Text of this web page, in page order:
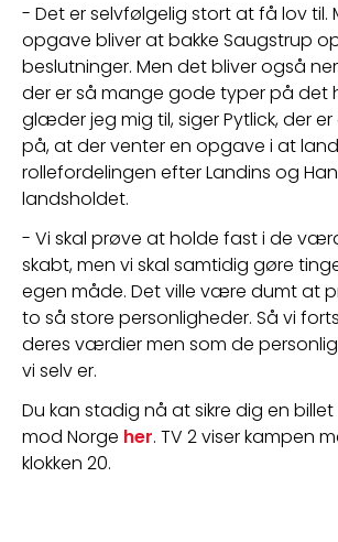
- Det er selvfølgelig stort at få lov til.
opgave bliver at bakke Saugstrup
beslutninger. Men det bliver også
der er så mange gode typer på det
glæder jeg mig til, siger Pytlick, der
på, at der venter en opgave i at
rollefordelingen efter Landins og
landsholdet.
- Vi skal prøve at holde fast i de
skabt, men vi skal samtidig gøre
egen måde. Det ville være dumt at
to så store personligheder. Så vi
deres værdier men som de
vi selv er.
Du kan stadig nå at sikre dig en
mod Norge her. TV 2 viser kampen
klokken 20.